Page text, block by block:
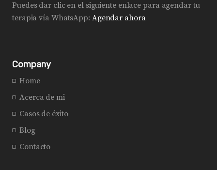
Puedes dar clic en el siguiente enlace para agendar tu
terapia vía WhatsApp: Agendar ahora
Company
Home
Acerca de mi
Casos de éxito
Blog
Contacto